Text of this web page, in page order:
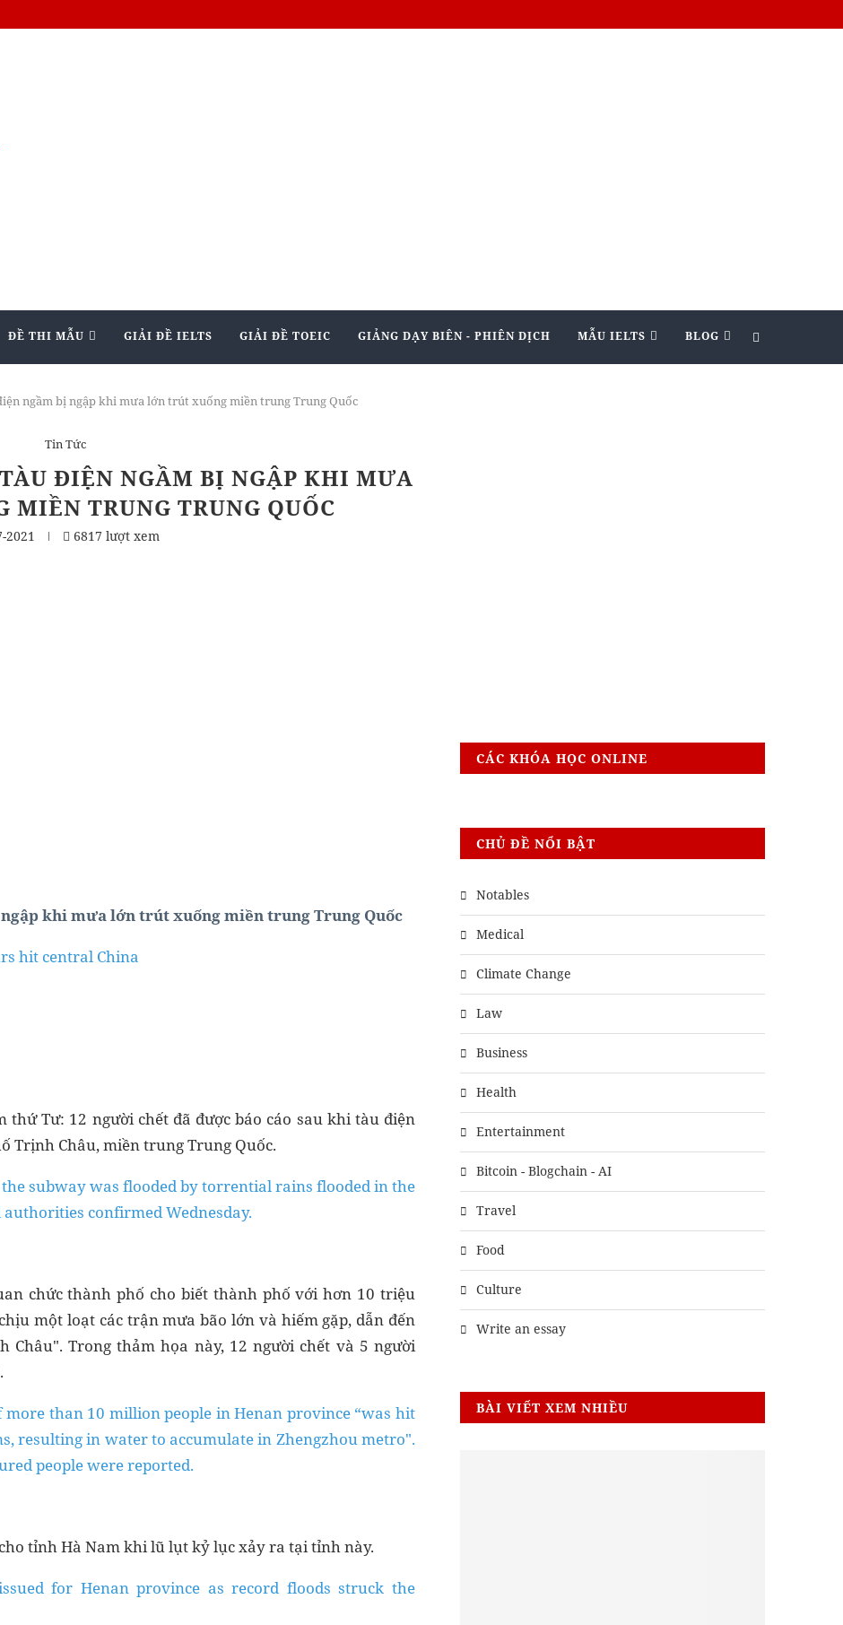
ĐỀ THI MẪU GIẢI ĐỀ IELTS GIẢI ĐỀ TOEIC GIẢNG DẠY BIÊN - PHIÊN DỊCH MẪU IELTS BLOG
ngầm bị ngập khi mưa lớn trút xuống miền trung Trung Quốc
Tin Tức
ĐIỆN NGẦM BỊ NGẬP KHI MƯA
MIỀN TRUNG TRUNG QUỐC
2021 6817 lượt xem
khi mưa lớn trút xuống miền trung Trung Quốc
hit central China
Tư: 12 người chết đã được báo cáo sau khi tàu điện
Trịnh Châu, miền trung Trung Quốc.
subway was flooded by torrential rains flooded in the
confirmed Wednesday.
chức thành phố cho biết thành phố với hơn 10 triệu
một loạt các trận mưa bão lớn và hiếm gặp, dẫn đến
Trong thảm họa này, 12 người chết và 5 người
than 10 million people in Henan province “was hit
resulting in water to accumulate in Zhengzhou metro".
people were reported.
tỉnh Hà Nam khi lũ lụt kỷ lục xảy ra tại tỉnh này.
for Henan province as record floods struck the
CÁC KHÓA HỌC ONLINE
CHỦ ĐỀ NỔI BẬT
Notables
Medical
Climate Change
Law
Business
Health
Entertainment
Bitcoin - Blogchain - AI
Travel
Food
Culture
Write an essay
BÀI VIẾT XEM NHIỀU